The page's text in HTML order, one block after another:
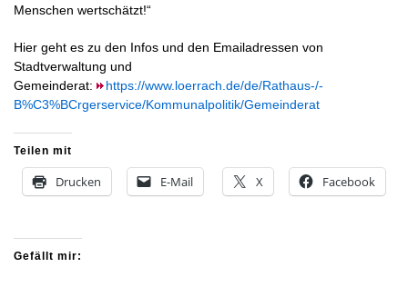
Menschen wertschätzt!“
Hier geht es zu den Infos und den Emailadressen von
Stadtverwaltung und
Gemeinderat:
https://www.loerrach.de/de/Rathaus-/-
B%C3%BCrgerservice/Kommunalpolitik/Gemeinderat
Teilen mit
Drucken E-Mail X Facebook
Gefällt mir: